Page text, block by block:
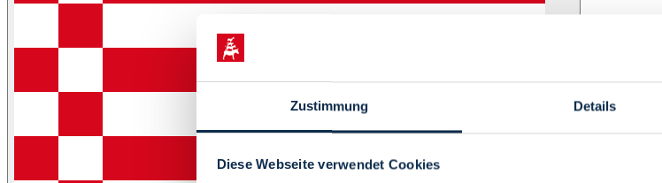
Zustimmung Details
Diese Webseite verwendet Cookies